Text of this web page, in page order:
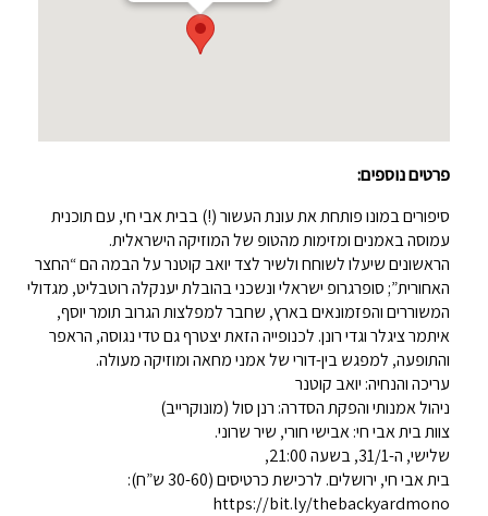
פרטים נוספים:
סיפורים במונו פותחת את עונת העשור (!) בבית אבי חי, עם תוכנית
עמוסה באמנים ומזימות מהטופ של המוזיקה הישראלית.
הראשונים שיעלו לשוחח ולשיר לצד יואב קוטנר על הבמה הם “החצר
האחורית”; סופרגרופ ישראלי ונשכני בהובלת יענקלה רוטבליט, מגדולי
המשוררים והפזמונאים בארץ, שחבר למפלצות הגרוב תומר יוסף,
איתמר ציגלר וגדי רונן. לכנופייה הזאת יצטרף גם טדי נגוסה, הראפר
והתופעה, למפגש בין-דורי של אמני מחאה ומוזיקה מעולה.
עריכה והנחיה: יואב קוטנר
ניהול אמנותי והפקת הסדרה: רנן סול (מונוקרייב)
צוות בית אבי חי: אבישי חורי, שיר שרוני.
שלישי, ה-31/1, בשעה 21:00,
בית אבי חי, ירושלים. לרכישת כרטיסים (30-60 ש”ח):
https://bit.ly/thebackyardmono